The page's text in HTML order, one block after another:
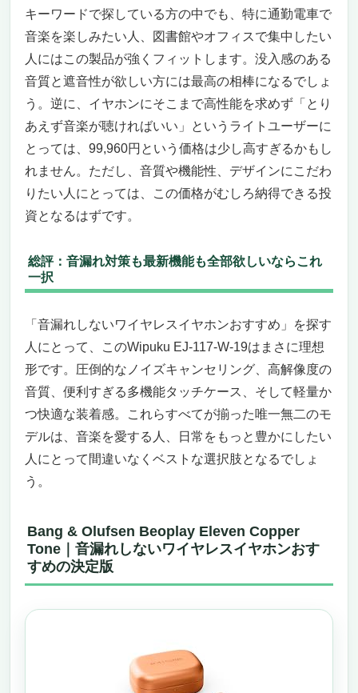
間に“良い物”とわかる作りは、毎日の相棒に
ふさわしい
“この人に刺さる、あの人には微妙”をハッキ
リ言う。ペルソナでわかる最適解
「静寂ごと、持ち運ぶ。」音漏れしないワイヤ
レスイヤホンおすすめ──Sony WI-1000XM2
満員電車でも図書館級の静けさ。ネックバン
ドだから“落とさない、漏らさない”
ハイレゾ相当まで底上げするDSEE HX、
LDAC対応。小音量でも質感が“濃い”
10時間バッテリーとクイック充電。ケースも
ルソナ
“漏れない設計”という本質──密閉、ノイキャ
まとめ：小音量で濃く聴けることが、最高の
「音漏れしない」対策になる
キーワードで探している方の中でも、特に通勤電車で
音楽を楽しみたい人、図書館やオフィスで集中したい
人にはこの製品が強くフィットします。没入感のある
音質と遮音性が欲しい方には最高の相棒になるでしょ
う。逆に、イヤホンにそこまで高性能を求めず「とり
あえず音楽が聴ければいい」というライトユーザーに
とっては、99,960円という価格は少し高すぎるかもし
れません。ただし、音質や機能性、デザインにこだわ
りたい人にとっては、この価格がむしろ納得できる投
資となるはずです。
総評：音漏れ対策も最新機能も全部欲しいならこれ
一択
「音漏れしないワイヤレスイヤホンおすすめ」を探す
人にとって、このWipuku EJ-117-W-19はまさに理想
形です。圧倒的なノイズキャンセリング、高解像度の
音質、便利すぎる多機能タッチケース、そして軽量か
つ快適な装着感。これらすべてが揃った唯一無二のモ
デルは、音楽を愛する人、日常をもっと豊かにしたい
人にとって間違いなくベストな選択肢となるでしょ
う。
Bang & Olufsen Beoplay Eleven Copper
Tone｜音漏れしないワイヤレスイヤホンおす
すめの決定版